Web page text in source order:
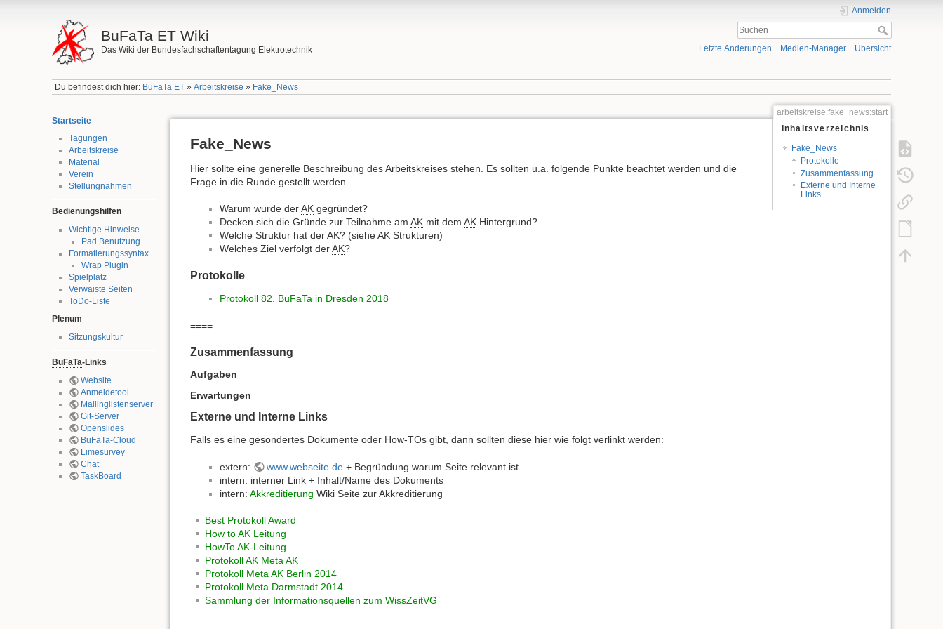
BuFaTa ET Wiki
Das Wiki der Bundesfachschaftentagung Elektrotechnik
Anmelden
Letzte Änderungen Medien-Manager Übersicht
Du befindest dich hier: BuFaTa ET» Arbeitskreise » Fake_News
Startseite
Tagungen
Arbeitskreise
Material
Verein
Stellungnahmen
Bedienungshilfen
Wichtige Hinweise
Pad Benutzung
Formatierungssyntax
Wrap Plugin
Spielplatz
Verwaiste Seiten
ToDo-Liste
Plenum
Sitzungskultur
BuFaTa-Links
Website
Anmeldetool
Mailinglistenserver
Git-Server
Openslides
BuFaTa-Cloud
Limesurvey
Chat
TaskBoard
arbeitskreise:fake_news:start
Inhaltsverzeichnis
Fake_News
Protokolle
Zusammenfassung
Externe und Interne
Links
Fake_News
Hier sollte eine generelle Beschreibung des Arbeitskreises stehen. Es sollten u.a. folgende Punkte beachtet werden und die
Frage in die Runde gestellt werden.
Warum wurde derAKgegründet?
Decken sich die Gründe zur Teilnahme am AKmit dem AKHintergrund?
Welche Struktur hat derAK? (sieheAKStrukturen)
Welches Ziel verfolgt derAK?
Protokolle
Protokoll 82. BuFaTa in Dresden 2018
====
Zusammenfassung
Aufgaben
Erwartungen
Externe und Interne Links
Falls es eine gesondertes Dokumente oder How-TOs gibt, dann sollten diese hier wie folgt verlinkt werden:
extern: www.webseite.de + Begründung warum Seite relevant ist
intern: interner Link + Inhalt/Name des Dokuments
intern: Akkreditierung Wiki Seite zur Akkreditierung
Best Protokoll Award
How to AK Leitung
HowTo AK-Leitung
Protokoll AK Meta AK
Protokoll Meta AK Berlin 2014
Protokoll Meta Darmstadt 2014
Sammlung der Informationsquellen zum WissZeitVG